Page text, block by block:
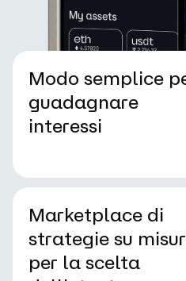
Modo semplice
guadagnare
interessi
Marketplace di
strategie su
per la scelta